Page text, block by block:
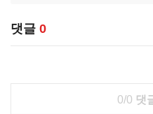
댓글 0
0/0 댓